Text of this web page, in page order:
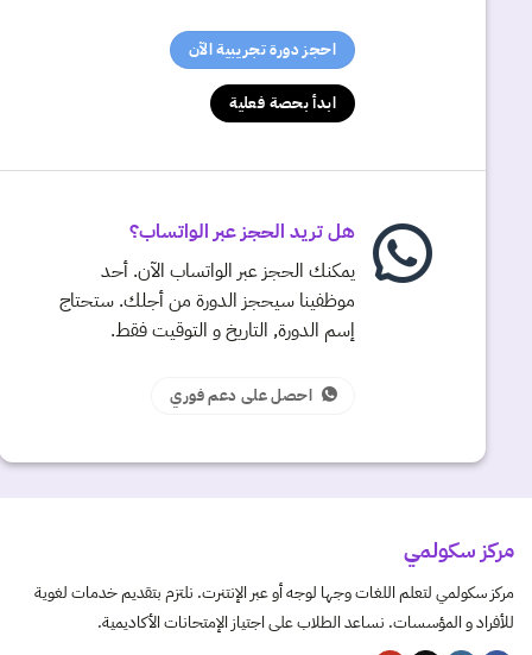
احجز دورة تجريبية الآن
ابدأ بحصة فعلية
هل تريد الحجز عبر الواتساب؟
يمكنك الحجز عبر الواتساب الآن. أحد
موظفينا سيحجز الدورة من أجلك. ستحتاج
إسم الدورة, التاريخ و التوقيت فقط.
احصل على دعم فوري
مركز سكولمي
مركز سكولمي لتعلم اللغات وجها لوجه أو عبر الإنتنرت. نلتزم بتقديم خدمات لغوية
للأفراد و المؤسسات. نساعد الطلاب على اجتياز الإمتحانات الأكاديمية.